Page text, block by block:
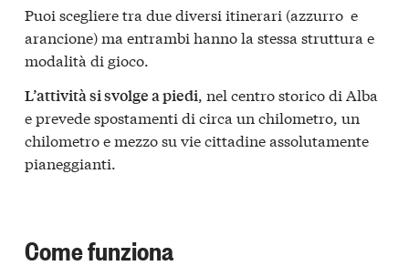
Puoi scegliere tra due diversi itinerari (azzurro e
arancione) ma entrambi hanno la stessa struttura e
modalità di gioco.
L’attività si svolge a piedi, nel centro storico di Alba
e prevede spostamenti di circa un chilometro, un
chilometro e mezzo su vie cittadine assolutamente
pianeggianti.
Come funziona